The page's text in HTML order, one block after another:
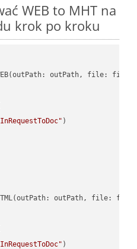
WEB to MHT na
krok po kroku
outPath, file: file.
)
outPath, file: file.
)